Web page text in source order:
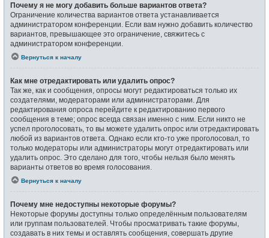
Почему я не могу добавить больше вариантов ответа?
Ограничение количества вариантов ответа устанавливается
администратором конференции. Если вам нужно добавить количество
вариантов, превышающее это ограничение, свяжитесь с
администратором конференции.
Вернуться к началу
Как мне отредактировать или удалить опрос?
Так же, как и сообщения, опросы могут редактироваться только их
создателями, модераторами или администраторами. Для
редактирования опроса перейдите к редактированию первого
сообщения в теме; опрос всегда связан именно с ним. Если никто не
успел проголосовать, то вы можете удалить опрос или отредактировать
любой из вариантов ответа. Однако если кто-то уже проголосовал, то
только модераторы или администраторы могут отредактировать или
удалить опрос. Это сделано для того, чтобы нельзя было менять
варианты ответов во время голосования.
Вернуться к началу
Почему мне недоступны некоторые форумы?
Некоторые форумы доступны только определённым пользователям
или группам пользователей. Чтобы просматривать такие форумы,
создавать в них темы и оставлять сообщения, совершать другие